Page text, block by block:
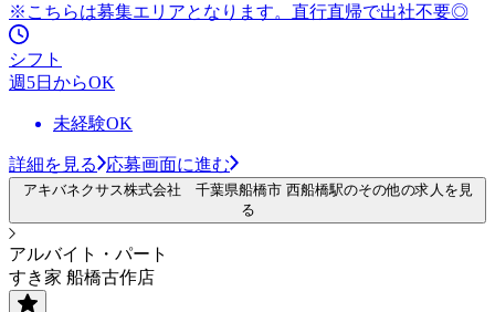
※こちらは募集エリアとなります。直行直帰で出社不要◎
シフト
週5日からOK
未経験OK
詳細を見る 応募画面に進む
アキバネクサス株式会社 千葉県船橋市 西船橋駅のその他の求人を見
る
アルバイト・パート
すき家 船橋古作店